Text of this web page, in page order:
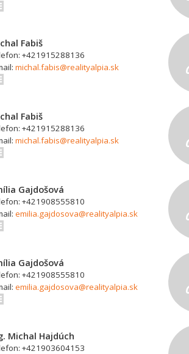
Fabiš
+421915288136
michal.fabis@realityalpia.sk
Fabiš
+421915288136
michal.fabis@realityalpia.sk
Gajdošová
+421908555810
emilia.gajdosova@realityalpia.sk
Gajdošová
+421908555810
emilia.gajdosova@realityalpia.sk
Michal Hajdúch
+421903604153